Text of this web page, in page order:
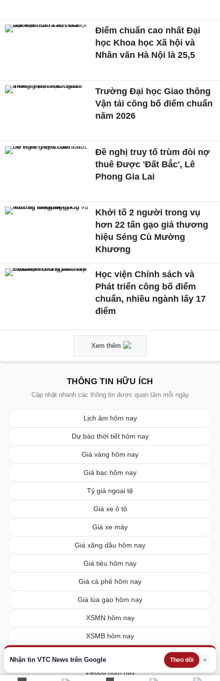
Nhận tin VTC News trên Google Theo dõi ×
Điểm chuẩn cao nhất Đại
học Khoa học Xã hội và
Nhân văn Hà Nội là 25,5
Trường Đại học Giao thông
Vận tải công bố điểm chuẩn
năm 2026
Đề nghị truy tố trùm đòi nợ
thuê Được 'Đất Bắc', Lê
Phong Gia Lai
Khởi tố 2 người trong vụ
hơn 22 tấn gạo giả thương
hiệu Séng Cù Mường
Khương
Học viện Chính sách và
Phát triển công bố điểm
chuẩn, nhiều ngành lấy 17
điểm
Xem thêm
THÔNG TIN HỮU ÍCH
Cập nhật nhanh các thông tin được quan tâm mỗi ngày
Lịch âm hôm nay
Dự báo thời tiết hôm nay
Giá vàng hôm nay
Giá bạc hôm nay
Tỷ giá ngoại tệ
Giá xe ô tô
Giá xe máy
Giá xăng dầu hôm nay
Giá tiêu hôm nay
Giá cà phê hôm nay
Giá lúa gạo hôm nay
XSMN hôm nay
XSMB hôm nay
Vietlott hôm nay